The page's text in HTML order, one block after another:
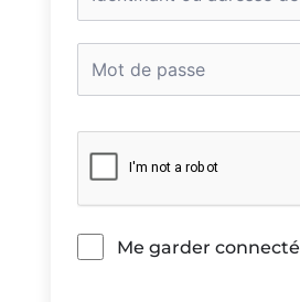
Me garder connecté